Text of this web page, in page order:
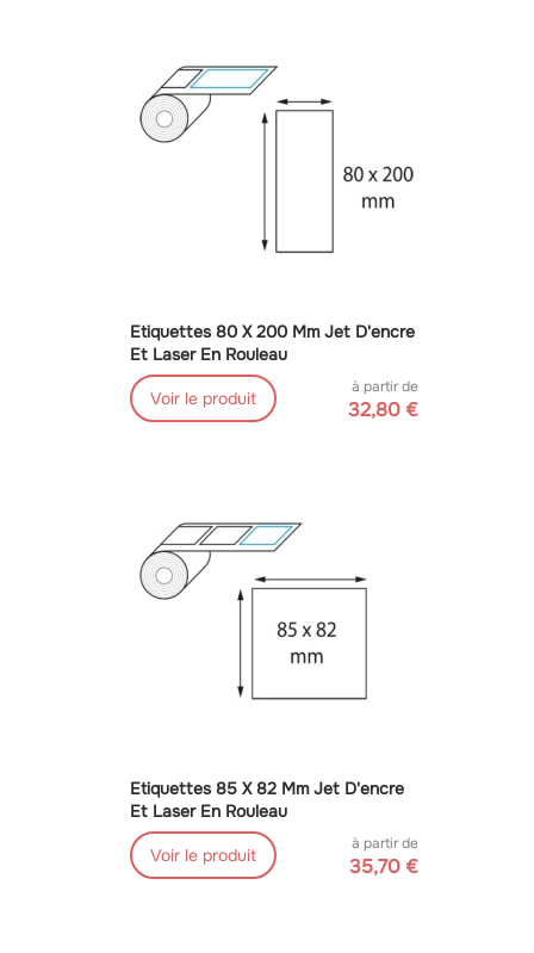
Etiquettes 80 X 200 Mm Jet D'encre
Et Laser En Rouleau
Voir le produit
à partir de
32,80 €
Etiquettes 85 X 82 Mm Jet D'encre
Et Laser En Rouleau
Voir le produit
à partir de
35,70 €